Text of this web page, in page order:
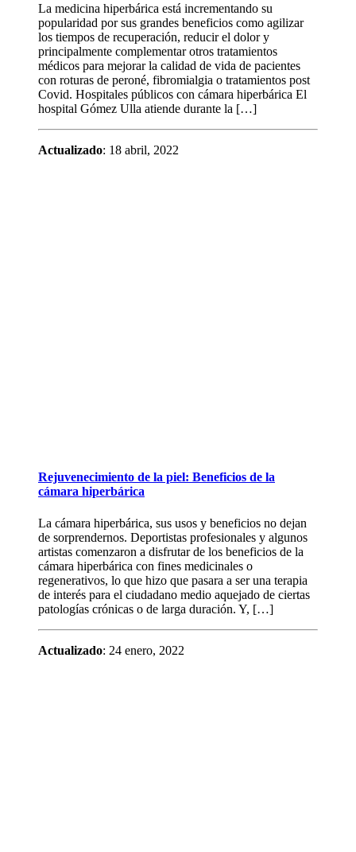
La medicina hiperbárica está incrementando su
popularidad por sus grandes beneficios como agilizar
los tiempos de recuperación, reducir el dolor y
principalmente complementar otros tratamientos
médicos para mejorar la calidad de vida de pacientes
con roturas de peroné, fibromialgia o tratamientos post
Covid. Hospitales públicos con cámara hiperbárica El
hospital Gómez Ulla atiende durante la […]
Actualizado: 18 abril, 2022
Rejuvenecimiento de la piel: Beneficios de la
cámara hiperbárica
La cámara hiperbárica, sus usos y beneficios no dejan
de sorprendernos. Deportistas profesionales y algunos
artistas comenzaron a disfrutar de los beneficios de la
cámara hiperbárica con fines medicinales o
regenerativos, lo que hizo que pasara a ser una terapia
de interés para el ciudadano medio aquejado de ciertas
patologías crónicas o de larga duración. Y, […]
Actualizado: 24 enero, 2022